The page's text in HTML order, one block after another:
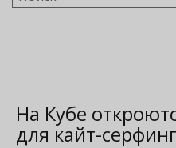
На Кубе
для кайт-